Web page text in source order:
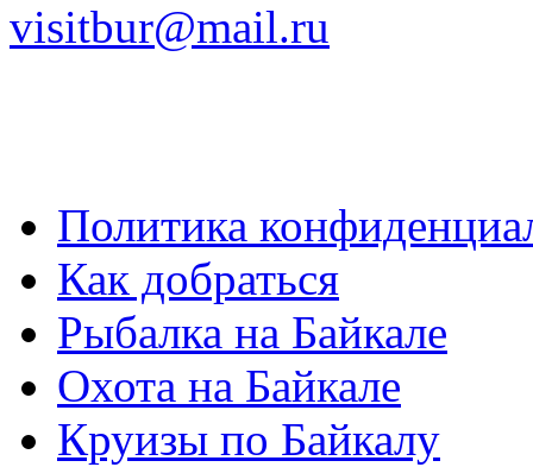
visitbur@mail.ru
Политика
Как добраться
Рыбалка на Байкале
Охота на Байкале
Круизы по Байкалу